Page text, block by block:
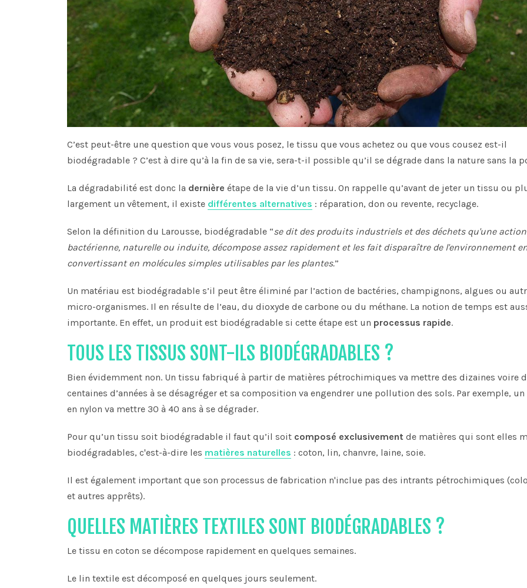
C’est peut-être une question que vous vous posez, le tissu que vous achetez ou que vous cousez est-il
biodégradable ? C’est à dire qu’à la fin de sa vie, sera-t-il possible qu’il se dégrade dans la nature sans la
La dégradabilité est donc la dernière étape de la vie d’un tissu. On rappelle qu’avant de jeter un tissu ou
largement un vêtement, il existe différentes alternatives : réparation, don ou revente, recyclage.
Selon la définition du Larousse, biodégradable “se dit des produits industriels et des déchets qu'une action
bactérienne, naturelle ou induite, décompose assez rapidement et les fait disparaître de l'environnement
convertissant en molécules simples utilisables par les plantes.”
Un matériau est biodégradable s’il peut être éliminé par l’action de bactéries, champignons, algues ou
micro-organismes. Il en résulte de l’eau, du dioxyde de carbone ou du méthane. La notion de temps est
importante. En effet, un produit est biodégradable si cette étape est un processus rapide.
TOUS LES TISSUS SONT-ILS BIODÉGRADABLES ?
Bien évidemment non. Un tissu fabriqué à partir de matières pétrochimiques va mettre des dizaines voire
centaines d’années à se désagréger et sa composition va engendrer une pollution des sols. Par exemple,
en nylon va mettre 30 à 40 ans à se dégrader.
Pour qu’un tissu soit biodégradable il faut qu’il soit composé exclusivement de matières qui sont elles
biodégradables, c'est-à-dire les matières naturelles : coton, lin, chanvre, laine, soie.
Il est également important que son processus de fabrication n'inclue pas des intrants pétrochimiques
et autres apprêts).
QUELLES MATIÈRES TEXTILES SONT BIODÉGRADABLES ?
Le tissu en coton se décompose rapidement en quelques semaines.
Le lin textile est décomposé en quelques jours seulement.